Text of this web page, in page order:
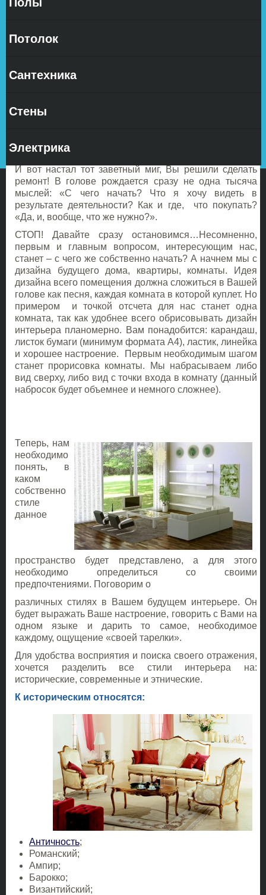
Потолок
Сантехника
Стены
Электрика
себя различные приемы построения схем и планов,
создания внутреннего пространства.
И вот настал тот заветный миг, Вы решили сделать
ремонт! В голове рождается сразу не одна тысяча
мыслей: «С чего начать? Что я хочу видеть в
результате деятельности? Как и где, что покупать?
«Да, и, вообще, что же нужно?».
СТОП! Давайте сразу остановимся…Несомненно,
первым и главным вопросом, интересующим нас,
станет – с чего же собственно начать? А начнем мы с
дизайна будущего дома, квартиры, комнаты. Идея
дизайна всего помещения должна сложиться в Вашей
голове как песня, каждая комната в которой куплет. Но
примером и точкой отсчета для нас станет одна
комната, так как удобнее всего обрисовывать дизайн
интерьера планомерно. Вам понадобится: карандаш,
листок бумаги (минимум формата А4), ластик, линейка
и хорошее настроение. Первым необходимым шагом
станет прорисовка комнаты. Мы набрасываем либо
вид сверху, либо вид с точки входа в комнату (данный
набросок будет объемнее и немного сложнее).
Теперь, нам
необходимо
понять, в
каком
собственно
стиле
данное
пространство будет представлено, а для этого
необходимо определиться со своими
предпочтениями. Поговорим о
различных стилях в Вашем будущем интерьере. Он
будет выражать Ваше настроение, говорить с Вами на
одном языке и дарить то самое, необходимое
каждому, ощущение «своей тарелки».
Для удобства восприятия и поиска своего отражения,
хочется разделить все стили интерьера на:
исторические, современные и этнические.
К историческим относятся:
Античность;
Романский;
Ампир;
Барокко;
Византийский;